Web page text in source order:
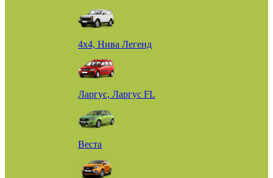
4х4, Нива Легенд
Ларгус, Ларгус FL
Веста